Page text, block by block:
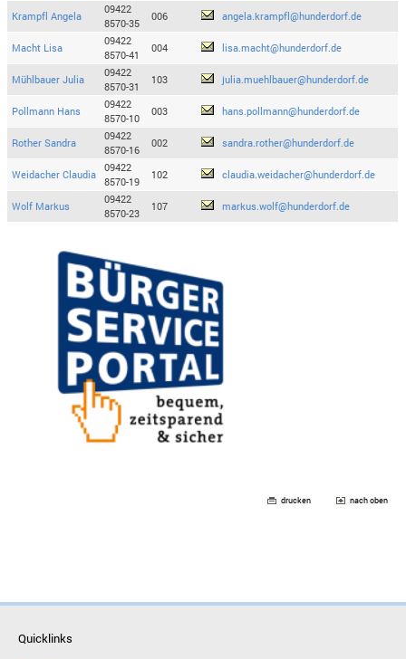
Krampfl Angela
09422
8570-35
006 angela.krampfl@hunderdorf.de
Macht Lisa
09422
8570-41
004 lisa.macht@hunderdorf.de
Mühlbauer Julia
09422
8570-31
103 julia.muehlbauer@hunderdorf.de
Pollmann Hans
09422
8570-10
003 hans.pollmann@hunderdorf.de
Rother Sandra
09422
8570-16
002 sandra.rother@hunderdorf.de
Weidacher Claudia
09422
8570-19
102 claudia.weidacher@hunderdorf.de
Wolf Markus
09422
8570-23
107 markus.wolf@hunderdorf.de
drucken nach oben
Quicklinks